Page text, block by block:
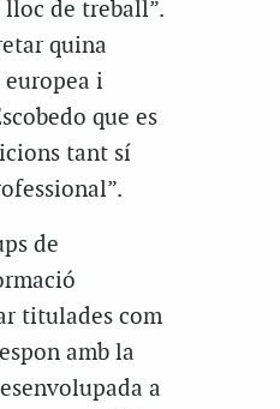
lloc de treball”.
quina
i
que es
tant sí
de
titulades com
amb la
a